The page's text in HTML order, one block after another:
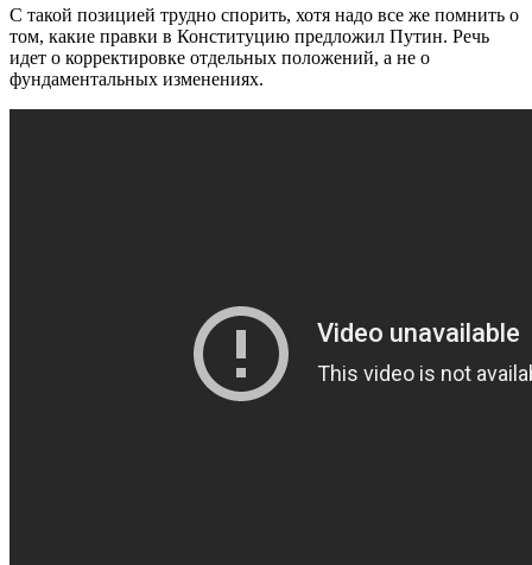
С такой позицией трудно спорить, хотя надо все же помнить о
том, какие правки в Конституцию предложил Путин. Речь
идет о корректировке отдельных положений, а не о
фундаментальных изменениях.